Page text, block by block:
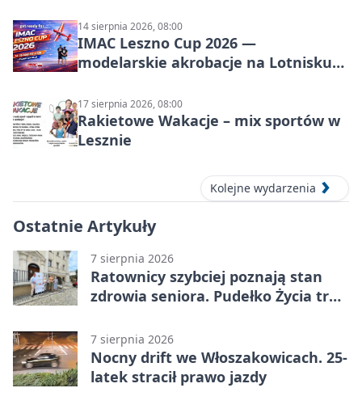
14 sierpnia 2026, 08:00
IMAC Leszno Cup 2026 —
modelarskie akrobacje na Lotnisku
17 sierpnia 2026, 08:00
Rakietowe Wakacje – mix sportów w
Lesznie
Kolejne wydarzenia
Ostatnie Artykuły
7 sierpnia 2026
Ratownicy szybciej poznają stan
zdrowia seniora. Pudełko Życia trafi
7 sierpnia 2026
Nocny drift we Włoszakowicach. 25-
latek stracił prawo jazdy